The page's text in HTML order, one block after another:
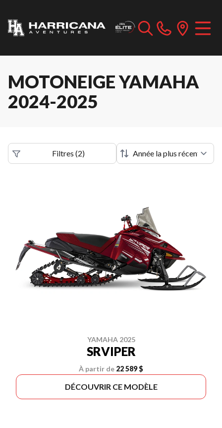
MOTONEIGE YAMAHA
2024-2025
Filtres (2)
YAMAHA 2025
SRVIPER
À partir de 22 589 $
DÉCOUVRIR CE MODÈLE